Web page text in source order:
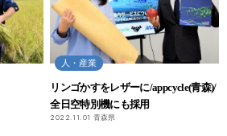
人・産業
リンゴかすをレザーに/appcycle(青森)/
全日空特別機にも採用
2022.11.01 青森県